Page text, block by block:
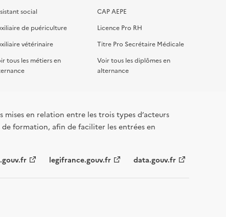
social
de puériculture
vétérinaire
tous les métiers en
CAP AEPE
Licence Pro RH
Titre Pro Secrétaire Médicale
Voir tous les diplômes en
alternance
mises en relation entre les trois types d’acteurs
formation, afin de faciliter les entrées en
legifrance.gouv.fr data.gouv.fr